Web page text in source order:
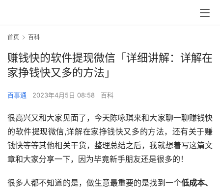
首页 百科
赚钱快的软件提现微信「详细讲解：详解在
家挣钱快又多的方法」
百事通 2023年4月5日 08:58 百科
很高兴又和大家见面了，今天陈咏琪来和大家聊一聊赚钱快
的软件提现微信,详解在家挣钱快又多的方法，还有关于赚
钱快等等其他相关干货，整理总结之后，我就想着写这篇文
章和大家分享一下，因为毕竟新手朋友还是很多的！
很多人都不知道的是，做生意最重要的是找到一个低成本、